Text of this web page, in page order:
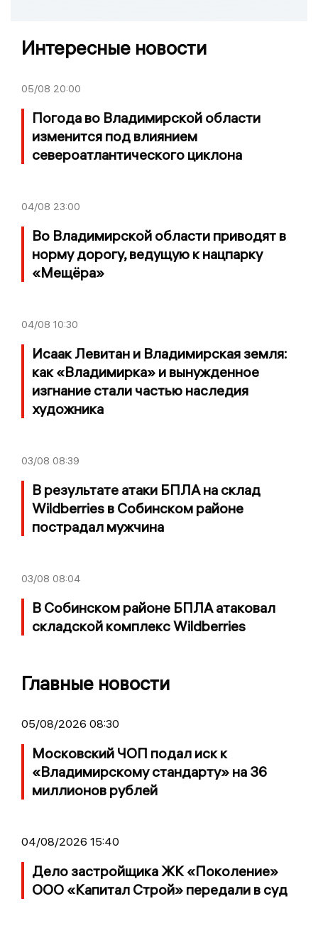
Интересные новости
05/08 20:00
Погода во Владимирской области
изменится под влиянием
североатлантического циклона
04/08 23:00
Во Владимирской области приводят в
норму дорогу, ведущую к нацпарку
«Мещёра»
04/08 10:30
Исаак Левитан и Владимирская земля:
как «Владимирка» и вынужденное
изгнание стали частью наследия
художника
03/08 08:39
В результате атаки БПЛА на склад
Wildberries в Собинском районе
пострадал мужчина
03/08 08:04
В Собинском районе БПЛА атаковал
складской комплекс Wildberries
Главные новости
05/08/2026 08:30
Московский ЧОП подал иск к
«Владимирскому стандарту» на 36
миллионов рублей
04/08/2026 15:40
Дело застройщика ЖК «Поколение»
ООО «Капитал Строй» передали в суд